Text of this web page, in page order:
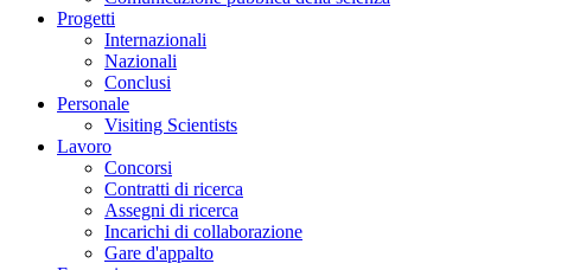
Progetti
Internazionali
Nazionali
Conclusi
Personale
Visiting Scientists
Lavoro
Concorsi
Contratti di ricerca
Assegni di ricerca
Incarichi di collaborazione
Gare d'appalto